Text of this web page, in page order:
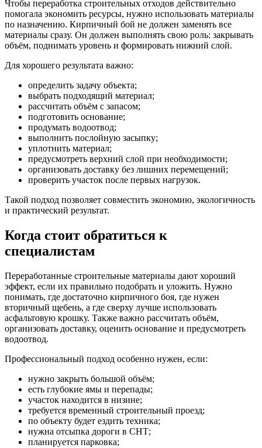
Чтобы переработка строительных отходов действительно
помогала экономить ресурсы, нужно использовать материалы
по назначению. Кирпичный бой не должен заменять все
материалы сразу. Он должен выполнять свою роль: закрывать
объём, поднимать уровень и формировать нижний слой.
Для хорошего результата важно:
определить задачу объекта;
выбрать подходящий материал;
рассчитать объём с запасом;
подготовить основание;
продумать водоотвод;
выполнить послойную засыпку;
уплотнить материал;
предусмотреть верхний слой при необходимости;
организовать доставку без лишних перемещений;
проверить участок после первых нагрузок.
Такой подход позволяет совместить экономию, экологичность
и практический результат.
Когда стоит обратиться к
специалистам
Переработанные строительные материалы дают хороший
эффект, если их правильно подобрать и уложить. Нужно
понимать, где достаточно кирпичного боя, где нужен
вторичный щебень, а где сверху лучше использовать
асфальтовую крошку. Также важно рассчитать объём,
организовать доставку, оценить основание и предусмотреть
водоотвод.
Профессиональный подход особенно нужен, если:
нужно закрыть большой объём;
есть глубокие ямы и перепады;
участок находится в низине;
требуется временный строительный проезд;
по объекту будет ездить техника;
нужна отсыпка дороги в СНТ;
планируется парковка;